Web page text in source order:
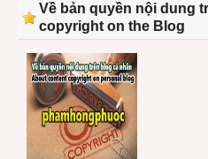
Về bản quyền nội dung
copyright on the Blog